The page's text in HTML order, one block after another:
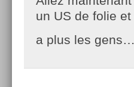
un US de folie
a plus les gens…